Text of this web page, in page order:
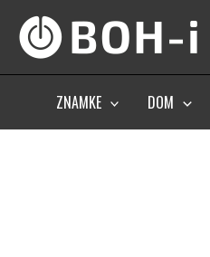
content
ZNAMKE DOM